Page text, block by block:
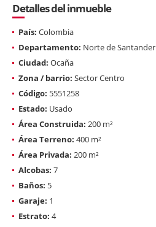
Detalles del inmueble
País: Colombia
Departamento: Norte de Santander
Ciudad: Ocaña
Zona / barrio: Sector Centro
Código: 5551258
Estado: Usado
Área Construida: 200 m²
Área Terreno: 400 m²
Área Privada: 200 m²
Alcobas: 7
Baños: 5
Garaje: 1
Estrato: 4